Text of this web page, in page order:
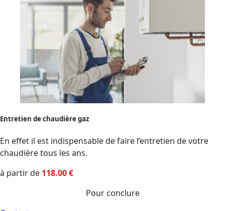
Entretien de chaudière gaz
En effet il est indispensable de faire l’entretien de votre
chaudière tous les ans.
à partir de 118.00€
Pour conclure